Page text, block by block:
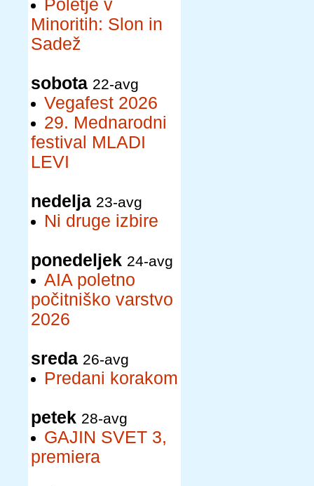
Poletje v
Minoritih: Slon in
Sadež
sobota 22-avg
Vegafest 2026
29. Mednarodni
festival MLADI
LEVI
nedelja 23-avg
Ni druge izbire
ponedeljek 24-avg
AIA poletno
počitniško varstvo
2026
sreda 26-avg
Predani korakom
petek 28-avg
GAJIN SVET 3,
premiera